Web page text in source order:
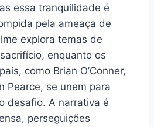
essa tranquilidade é
pela ameaça de
explora temas de
enquanto os
como Brian O’Conner,
Pearce, se unem para
desafio. A narrativa é
perseguições